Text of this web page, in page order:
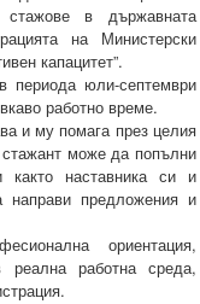
в държавната
на Министерски
капацитет”.
периода юли-септември
работно време.
и му помага през целия
може да попълни
наставника си и
направи предложения и
ориентация,
работна среда,